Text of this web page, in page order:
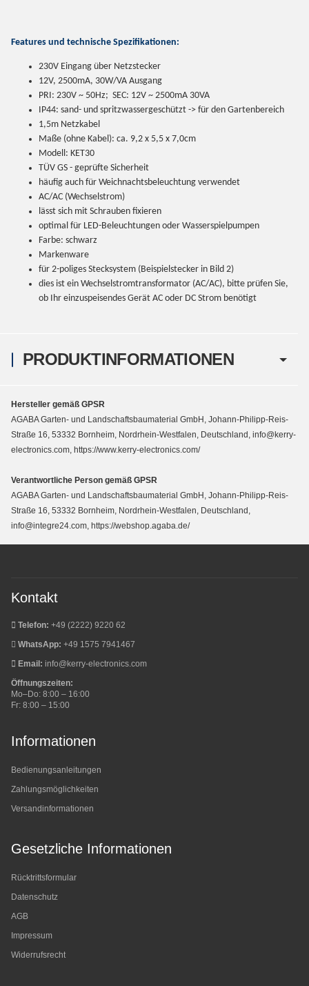
PRODUKTINFORMATIONEN
Features und technische Spezifikationen:
230V Eingang über Netzstecker
12V, 2500mA, 30W/VA Ausgang
PRI: 230V ~ 50Hz; SEC: 12V ~ 2500mA 30VA
IP44: sand- und spritzwassergeschützt -> für den Gartenbereich
1,5m Netzkabel
Maße (ohne Kabel): ca. 9,2 x 5,5 x 7,0cm
Modell: KET30
TÜV GS - geprüfte Sicherheit
häufig auch für Weichnachtsbeleuchtung verwendet
AC/AC (Wechselstrom)
lässt sich mit Schrauben fixieren
optimal für LED-Beleuchtungen oder Wasserspielpumpen
Farbe: schwarz
Markenware
für 2-poliges Stecksystem (Beispielstecker in Bild 2)
dies ist ein Wechselstromtransformator (AC/AC), bitte prüfen Sie,
ob Ihr einzuspeisendes Gerät AC oder DC Strom benötigt
Hersteller gemäß GPSR
AGABA Garten- und Landschaftsbaumaterial GmbH, Johann-Philipp-Reis-
Straße 16, 53332 Bornheim, Nordrhein-Westfalen, Deutschland, info@kerry-
electronics.com, https://www.kerry-electronics.com/
Verantwortliche Person gemäß GPSR
AGABA Garten- und Landschaftsbaumaterial GmbH, Johann-Philipp-Reis-
Straße 16, 53332 Bornheim, Nordrhein-Westfalen, Deutschland,
info@integre24.com, https://webshop.agaba.de/
Kontakt
Telefon: +49 (2222) 9220 62
WhatsApp: +49 1575 7941467
Email: info@kerry-electronics.com
Öffnungszeiten:
Mo–Do: 8:00 – 16:00
Fr: 8:00 – 15:00
Informationen
Bedienungsanleitungen
Zahlungsmöglichkeiten
Versandinformationen
Gesetzliche Informationen
Rücktrittsformular
Datenschutz
AGB
Impressum
Widerrufsrecht